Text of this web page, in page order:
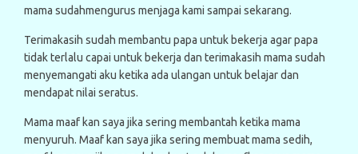
mama sudahmengurus menjaga kami sampai sekarang.
Terimakasih sudah membantu papa untuk bekerja agar papa
tidak terlalu capai untuk bekerja dan terimakasih mama sudah
menyemangati aku ketika ada ulangan untuk belajar dan
mendapat nilai seratus.
Mama maaf kan saya jika sering membantah ketika mama
menyuruh. Maaf kan saya jika sering membuat mama sedih,